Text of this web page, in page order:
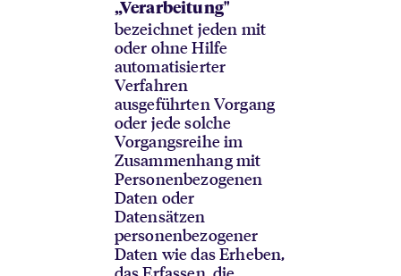
„Verarbeitung"
bezeichnet jeden mit
oder ohne Hilfe
automatisierter
Verfahren
ausgeführten Vorgang
oder jede solche
Vorgangsreihe im
Zusammenhang mit
Personenbezogenen
Daten oder
Datensätzen
personenbezogener
Daten wie das Erheben,